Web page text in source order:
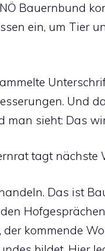
Bauernbund
ein, um Tier
Und
man sieht: Das
tagt nächste
Das ist
kommende